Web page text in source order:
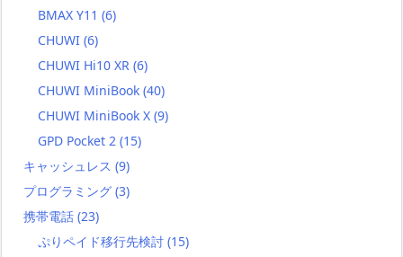
BMAX Y11 (6)
CHUWI (6)
CHUWI Hi10 XR (6)
CHUWI MiniBook (40)
CHUWI MiniBook X (9)
GPD Pocket 2 (15)
キャッシュレス (9)
プログラミング (3)
携帯電話 (23)
ぷりペイド移行先検討 (15)